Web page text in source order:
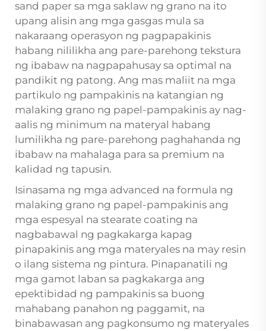
sand paper sa mga saklaw ng grano na ito
upang alisin ang mga gasgas mula sa
nakaraang operasyon ng pagpapakinis
habang nililikha ang pare-parehong tekstura
ng ibabaw na nagpapahusay sa optimal na
pandikit ng patong. Ang mas maliit na mga
partikulo ng pampakinis na katangian ng
malaking grano ng papel-pampakinis ay nag-
aalis ng minimum na materyal habang
lumilikha ng pare-parehong paghahanda ng
ibabaw na mahalaga para sa premium na
kalidad ng tapusin.
Isinasama ng mga advanced na formula ng
malaking grano ng papel-pampakinis ang
mga espesyal na stearate coating na
nagbabawal ng pagkakarga kapag
pinapakinis ang mga materyales na may resin
o ilang sistema ng pintura. Pinapanatili ng
mga gamot laban sa pagkakarga ang
epektibidad ng pampakinis sa buong
mahabang panahon ng paggamit, na
binabawasan ang pagkonsumo ng materyales